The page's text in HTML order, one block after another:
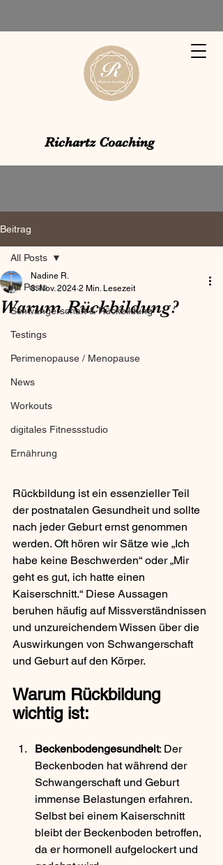
Richartz Coaching
Beitrag
All Posts
Schwangerschaft & Rückbildung
Testings
Perimenopause / Menopause
News
Workouts
digitales Fitnessstudio
Ernährung
All Posts
Warum Rückbildung?
Nadine R.
8. Nov. 2024 2 Min. Lesezeit
Rückbildung ist ein essenzieller Teil
der postnatalen Gesundheit und sollte
nach jeder Geburt ernst genommen
werden. Oft hören wir Sätze wie „Ich
habe keine Beschwerden“ oder „Mir
geht es gut, ich hatte einen
Kaiserschnitt.“ Diese Aussagen
beruhen häufig auf Missverständnissen
und unzureichendem Wissen über die
Auswirkungen von Schwangerschaft
und Geburt auf den Körper.
Warum Rückbildung
wichtig ist:
Beckenbodengesundheit: Der
Beckenboden hat während der
Schwangerschaft und Geburt
immense Belastungen erfahren.
Selbst bei einem Kaiserschnitt
bleibt der Beckenboden betroffen,
da er hormonell aufgelockert und